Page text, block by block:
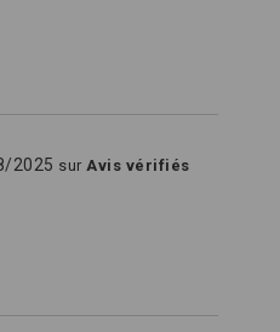
2025 surAvis vérifiés